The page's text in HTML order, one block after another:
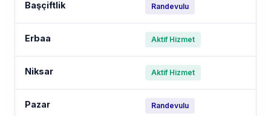
Başçiftlik Randevulu
Erbaa Aktif Hizmet
Niksar Aktif Hizmet
Pazar Randevulu